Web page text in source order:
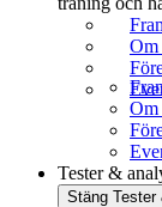
Om
Om
Tester &
Stäng Tester